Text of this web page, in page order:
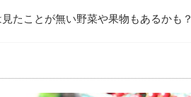
たことが無い野菜や果物もあるかも？